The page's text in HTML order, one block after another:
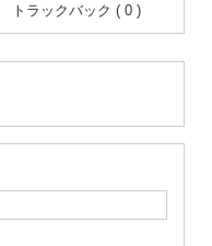
トラックバック ( 0 )